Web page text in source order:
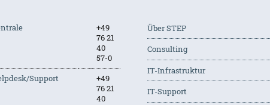
+49
76 21
40
57-0
Support
+49
76 21
40
Über STEP
Consulting
IT-Infrastruktur
IT-Support